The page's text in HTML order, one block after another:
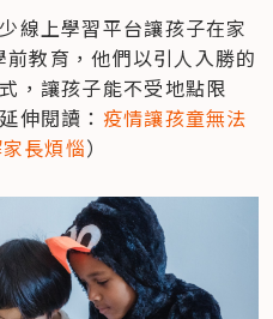
線上學習平台讓孩子在家
教育，他們以引人入勝的
，讓孩子能不受地點限
伸閱讀： 疫情讓孩童無法
長煩惱）